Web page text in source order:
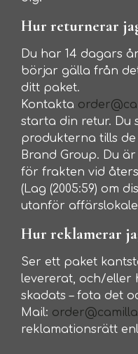
Hur returnerar
Du har 14 dagars
börjar gälla från
ditt paket.
Kontakta
starta din retur. Du
produkterna tills
Brand Group. Du
för frakten vid
(Lag (2005:59) om
utanför
Hur reklamerar
Ser ett paket
levererat, och/
skadats – fota det
Mail:
reklamationsrätt